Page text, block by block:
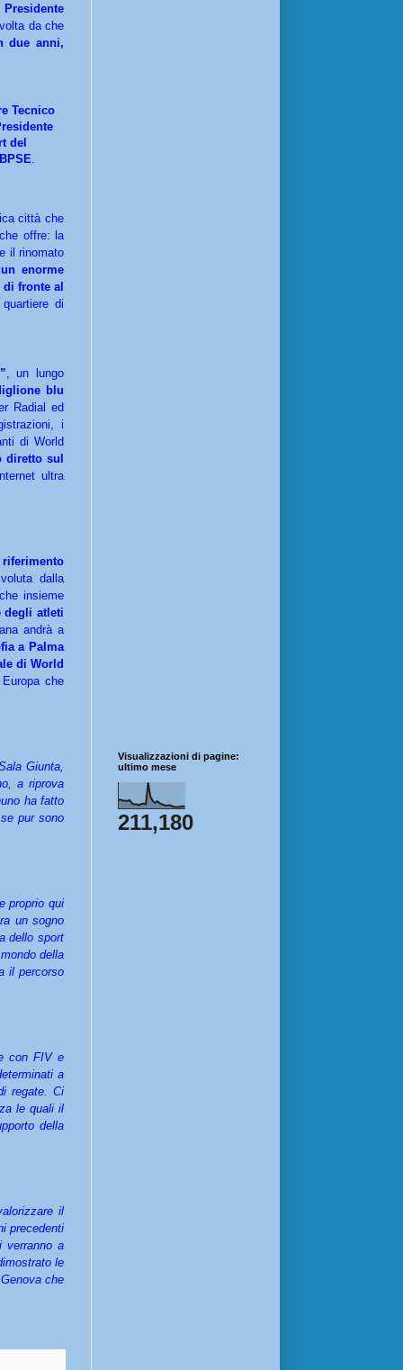
Presidente
da che
due anni,
Tecnico
del
città che
offre: la
il rinomato
enorme
fronte al
di
, un lungo
blu
Radial ed
i
di World
diretto sul
ultra
dalla
insieme
degli atleti
andrà a
a Palma
di World
che
Giunta,
a riprova
ha fatto
pur sono
proprio qui
un sogno
dello sport
della
il percorso
con FIV e
a
regate. Ci
le quali il
della
il
precedenti
verranno a
le
che
Visualizzazioni di pagine:
ultimo mese
211,180